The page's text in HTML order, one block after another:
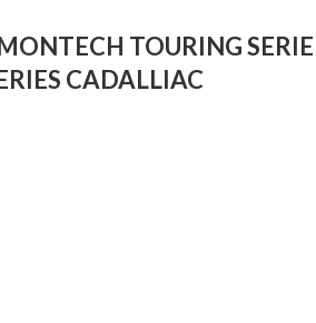
TOURING SERIE
CADALLIAC